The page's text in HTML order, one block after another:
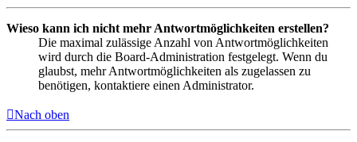
Wieso kann ich nicht mehr Antwortmöglichkeiten erstellen?
Die maximal zulässige Anzahl von Antwortmöglichkeiten
wird durch die Board-Administration festgelegt. Wenn du
glaubst, mehr Antwortmöglichkeiten als zugelassen zu
benötigen, kontaktiere einen Administrator.
Nach oben